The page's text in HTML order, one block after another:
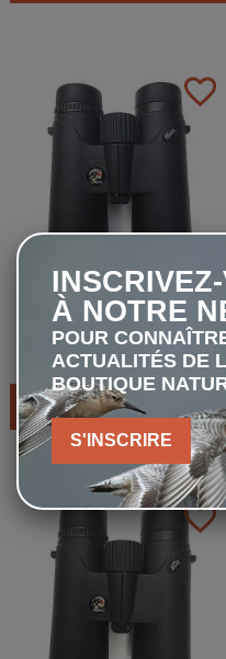
favorite_border
LRBPO - Robin 10x42 -
Jumelles
135,00 €
AJOUTER AU PANIER
favorite_border
À NOTRE
POUR
ACTUALITÉS DE
BOUTIQUE
S'INSCRIRE